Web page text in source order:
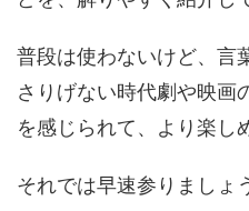
普段は使わないけど、言
さりげない時代劇や映画
を感じられて、より楽し
それでは早速参りましょ